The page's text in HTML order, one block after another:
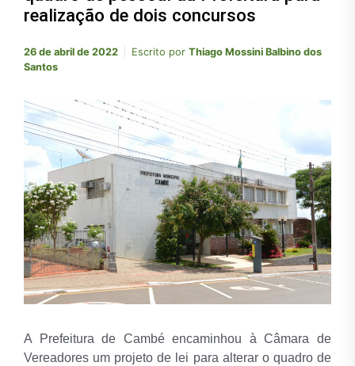
realização de dois concursos
26 de abril de 2022 Escrito por Thiago Mossini Balbino dos
Santos
A Prefeitura de Cambé encaminhou à Câmara de
Vereadores um projeto de lei para alterar o quadro de